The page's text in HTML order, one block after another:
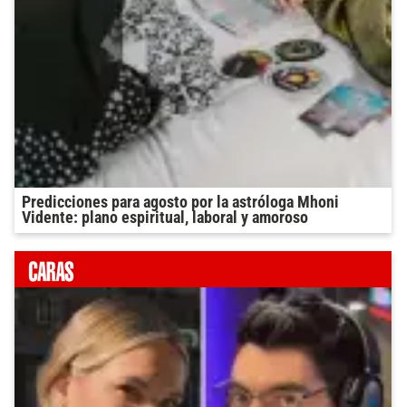
Predicciones para agosto por la astróloga Mhoni
Vidente: plano espiritual, laboral y amoroso